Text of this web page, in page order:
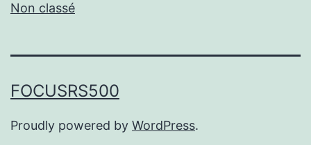
Non classé
FOCUSRS500
Proudly powered by WordPress.